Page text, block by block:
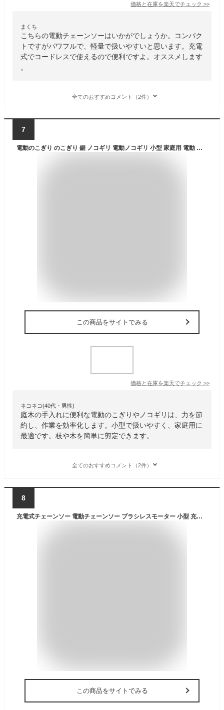
価格と在庫を楽天でチェック >>
まくち
こちらの電動チェーンソーはいかがでしょうか。コンパク
トですがパワフルで、軽量で扱いやすいと思います。充電
式でコードレスで使えるので便利ですよ。オススメします
。
全てのおすすめコメント（2件）
7
電動のこぎり のこぎり 鋸 ノコギリ 電動ノコギリ 小型 家庭用 電動 電気のこぎり 電動ノコ 庭木 剪定 伐採 枝切り 枝打ち 枝落とし 剪定のこぎり 有線 シンコー 新興製作所 SHINKO 新興 コンパクト 軽量 DIY 工具 人気 おすすめ ACES-280 4954008983307
この商品をサイトでみる
価格と在庫を楽天でチェック >>
ネコネコ(40代・男性)
庭木の手入れに便利な電動のこぎりやノコギリは、力を節
約し、作業を効率化します。小型で扱いやすく、家庭用に
最適です。枝や木を簡単に剪定できます。
全てのおすすめコメント（2件）
8
充電式チェーンソー 電動チェーンソー ブラシレスモーター 小型 充電式 電動のこぎり 家庭用 18Vバッテリー互換対応 コードレス 片手 軽量 女性 強力 木工切断 枝切り ポータブル 農業 園芸用機器 剪定ばさみ 日本語説明書【本体のみ】
この商品をサイトでみる